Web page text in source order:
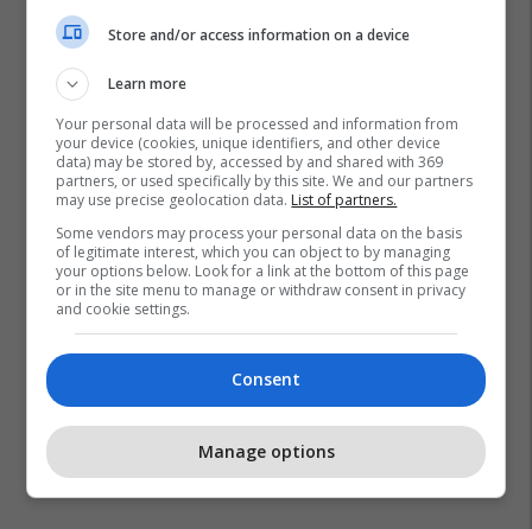
Store and/or access information on a device
Learn more
Your personal data will be processed and information from
your device (cookies, unique identifiers, and other device
data) may be stored by, accessed by and shared with 369
partners, or used specifically by this site. We and our partners
may use precise geolocation data. List of partners.
Some vendors may process your personal data on the basis
of legitimate interest, which you can object to by managing
your options below. Look for a link at the bottom of this page
or in the site menu to manage or withdraw consent in privacy
and cookie settings.
Consent
Manage options